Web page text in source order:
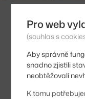
Pro web
(souhlas s
Aby správně
snadno zjistili
neobtěžovali
K tomu